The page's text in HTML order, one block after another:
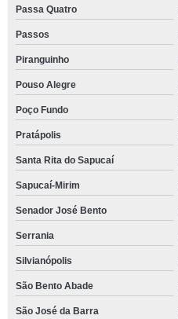
Passa Quatro
Passos
Piranguinho
Pouso Alegre
Poço Fundo
Pratápolis
Santa Rita do Sapucaí
Sapucaí-Mirim
Senador José Bento
Serrania
Silvianópolis
São Bento Abade
São José da Barra